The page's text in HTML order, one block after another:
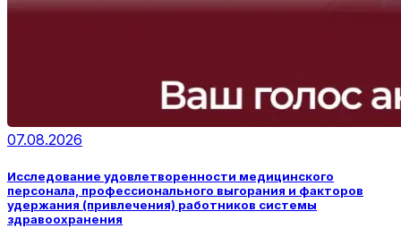
07.08.2026
Исследование удовлетворенности медицинского
персонала, профессионального выгорания и факторов
удержания (привлечения) работников системы
здравоохранения